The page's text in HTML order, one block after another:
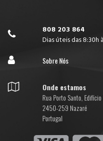

808 203 864
Dias úteis das 8:30h
 Sobre Nós

Onde estamos
Rua Porto Santo,
2450-259 Nazaré
Portugal